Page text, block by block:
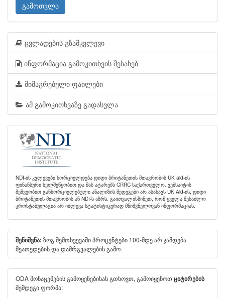
გამოთვლა
ცვლადების გზამკვლევი
ინფორმაცია გამოკითხვის შესახებ
მიმაგრებული ფაილები
ამ გამოკითხვაზე გადასვლა
NDI-ის კვლევები ხორციელდება დიდი ბრიტანეთის მთავრობის UK aid-ის
ფინანსური ხელშეწყობით და მას ატარებს CRRC საქართველო. ვებსაიტის
მეშვეობით განხორციელებული ანალიზის შედეგები არ ასახავს UK Aid-ის, დიდი
ბრიტანეთის მთავრობის ან NDI-ს აზრს. გაითვალისწინეთ, რომ ყველა შესაძლო
კროსტაბულაცია არ იძლევა სტატისტიკურად მნიშვნელოვან ინფორმაციას.
შენიშვნა: ზოგ შემთხვევაში პროცენტები 100-მდე არ ჯამდება
მეათედების და დამრგვალების გამო.
ODA მონაცემების გამოყენებისას გთხოვთ, გამოიყენოთ ციტირების
შემდეგი ფორმა: